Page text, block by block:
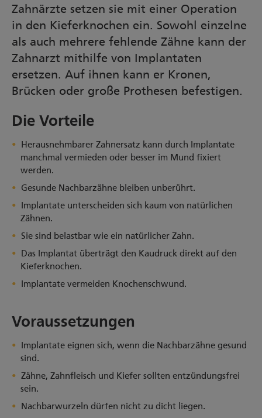
Zahnärzte setzen sie mit einer Operation
in den Kieferknochen ein. Sowohl einzelne
als auch mehrere fehlende Zähne kann der
Zahnarzt mithilfe von Implantaten
ersetzen. Auf ihnen kann er Kronen,
Brücken oder große Prothesen befestigen.
Die Vorteile
Herausnehmbarer Zahnersatz kann durch Implantate
manchmal vermieden oder besser im Mund fixiert
werden.
Gesunde Nachbarzähne bleiben unberührt.
Implantate unterscheiden sich kaum von natürlichen
Zähnen.
Sie sind belastbar wie ein natürlicher Zahn.
Das Implantat überträgt den Kaudruck direkt auf den
Kieferknochen.
Implantate vermeiden Knochenschwund.
Voraussetzungen
Implantate eignen sich, wenn die Nachbarzähne gesund
sind.
Zähne, Zahnfleisch und Kiefer sollten entzündungsfrei
sein.
Nachbarwurzeln dürfen nicht zu dicht liegen.